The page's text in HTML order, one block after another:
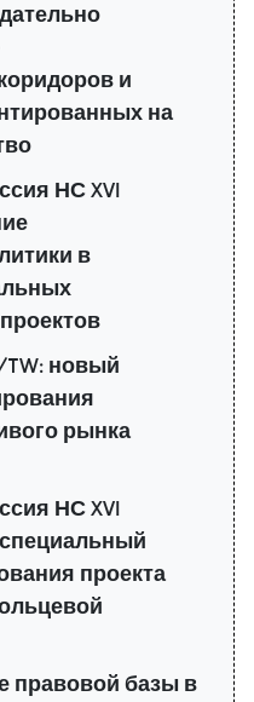
и
на
НС XVI
в
новый
рынка
НС XVI
проекта
правовой базы в